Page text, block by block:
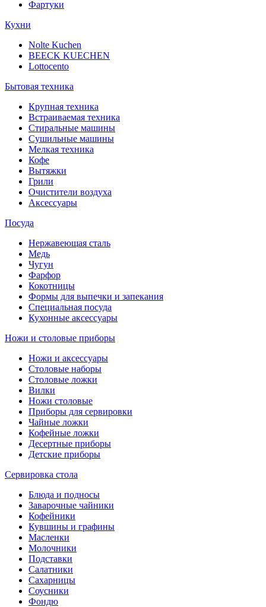
Фартуки
Кухни
Nolte Kuchen
BEECK KUECHEN
Lottocento
Бытовая техника
Крупная техника
Встраиваемая техника
Стиральные машины
Сушильные машины
Мелкая техника
Кофе
Вытяжки
Грили
Очистители воздуха
Аксессуары
Посуда
Нержавеющая сталь
Медь
Чугун
Фарфор
Кокотницы
Формы для выпечки и запекания
Специальная посуда
Кухонные аксессуары
Ножи и столовые приборы
Ножи и аксессуары
Столовые наборы
Столовые ложки
Вилки
Ножи столовые
Приборы для сервировки
Чайные ложки
Кофейные ложки
Десертные приборы
Детские приборы
Сервировка стола
Блюда и подносы
Заварочные чайники
Кофейники
Кувшины и графины
Масленки
Молочники
Подставки
Салатники
Сахарницы
Соусники
Фондю